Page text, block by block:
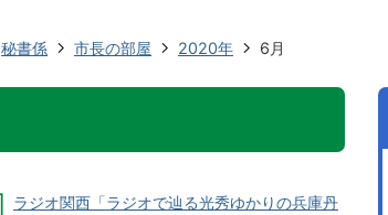
秘書係 市長の部屋 2020年 6月
ラジオ関西「ラジオで辿る光秀ゆかりの兵庫丹